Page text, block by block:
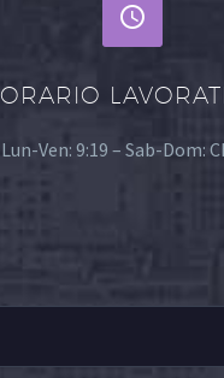


ORARIO
Lun-Ven: 9:19 – Sab-Dom: